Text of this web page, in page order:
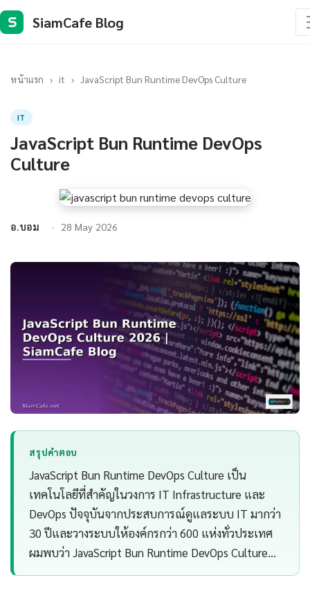
S SiamCafe Blog
หน้าแรก › it › JavaScript Bun Runtime DevOps Culture
IT
JavaScript Bun Runtime DevOps
Culture
อ.บอม 28 May 2026
สรุปคำตอบ
JavaScript Bun Runtime DevOps Culture เป็น
เทคโนโลยีที่สำคัญในวงการ IT Infrastructure และ
DevOps ปัจจุบันจากประสบการณ์ดูแลระบบ IT มากว่า
30 ปีและวางระบบให้องค์กรกว่า 600 แห่งทั่วประเทศ
ผมพบว่า JavaScript Bun Runtime DevOps Culture…